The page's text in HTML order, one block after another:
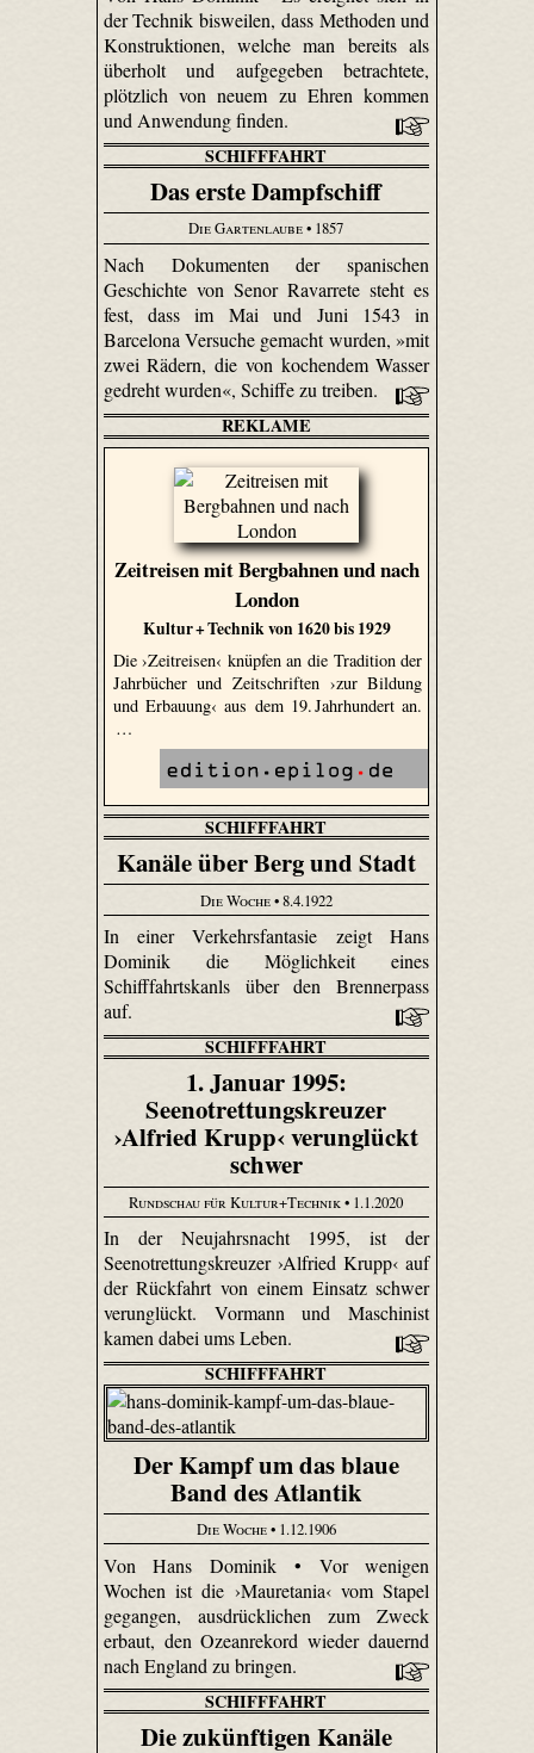
der Technik bisweilen, dass Methoden und
Konstruktionen, welche man bereits als
überholt und aufgegeben betrachtete,
plötzlich von neuem zu Ehren kommen
und Anwendung finden.
SCHIFFFAHRT
Das erste Dampfschiff
Die Gartenlaube• 1857
Nach Dokumenten der spanischen
Geschichte von Senor Ravarrete steht es
fest, dass im Mai und Juni 1543 in
Barcelona Versuche gemacht wurden, »mit
zwei Rädern, die von kochendem Wasser
gedreht wurden«, Schiffe zu treiben.
REKLAME
Zeitreisen mit Bergbahnen und nach
London
Kultur + Technik von 1620 bis 1929
Die ›Zeitreisen‹ knüpfen an die Tradition der
Jahrbücher und Zeitschriften ›zur Bildung
und Erbauung‹ aus dem 19. Jahrhundert an.
…
SCHIFFFAHRT
Kanäle über Berg und Stadt
Die Woche• 8.4.1922
In einer Verkehrsfantasie zeigt Hans
Dominik die Möglichkeit eines
Schifffahrtskanls über den Brennerpass
auf.
SCHIFFFAHRT
1. Januar 1995:
Seenotrettungskreuzer
›Alfried Krupp‹ verunglückt
schwer
Rundschau für Kultur+Technik• 1.1.2020
In der Neujahrsnacht 1995, ist der
Seenotrettungskreuzer ›Alfried Krupp‹ auf
der Rückfahrt von einem Einsatz schwer
verunglückt. Vormann und Maschinist
kamen dabei ums Leben.
SCHIFFFAHRT
Der Kampf um das blaue
Band des Atlantik
Die Woche• 1.12.1906
Von Hans Dominik • Vor wenigen
Wochen ist die ›Mauretania‹ vom Stapel
gegangen, ausdrücklichen zum Zweck
erbaut, den Ozeanrekord wieder dauernd
nach England zu bringen.
SCHIFFFAHRT
Die zukünftigen Kanäle